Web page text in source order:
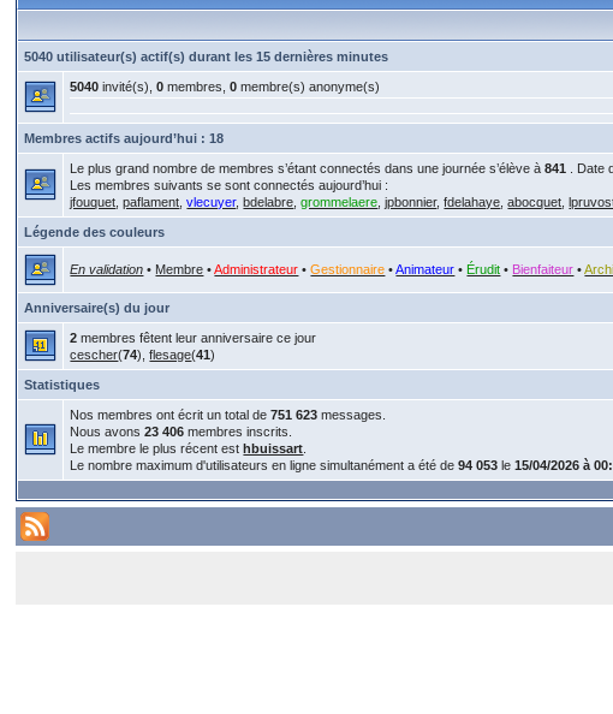
5040 utilisateur(s) actif(s) durant les 15 dernières minutes
5040 invité(s),0 membres,0 membre(s) anonyme(s)
Membres actifs aujourd’hui : 18
Le plus grand nombre de membres s’étant connectés dans une journée s’élève à841 . Date
Les membres suivants se sont connectés aujourd’hui :
jfouquet ,paflament ,vlecuyer,bdelabre ,grommelaere ,jpbonnier,fdelahaye ,abocquet ,
Légende des couleurs
En validation • Membre •Administrateur •Gestionnaire •Animateur • Érudit • Bienfaiteur •
Anniversaire(s) du jour
2 membres fêtent leur anniversaire ce jour
cescher(74),flesage(41)
Statistiques
Nos membres ont écrit un total de751 623 messages.
Nous avons23 406 membres inscrits.
Le membre le plus récent esthbuissart
Le nombre maximum d'utilisateurs en ligne simultanément a été de94 053 le15/04/2026 à